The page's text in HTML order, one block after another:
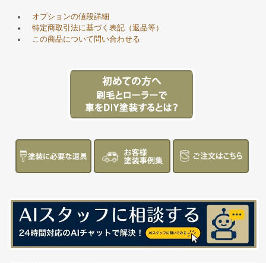
オプションの値段詳細
特定商取引法に基づく表記（返品等）
この商品について問い合わせる